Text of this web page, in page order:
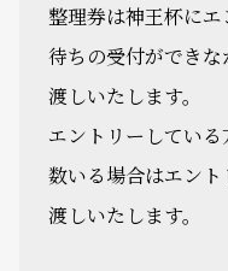
整理券は神王杯に
待ちの受付ができ
渡しいたします。
エントリーしてい
数いる場合はエン
渡しいたします。